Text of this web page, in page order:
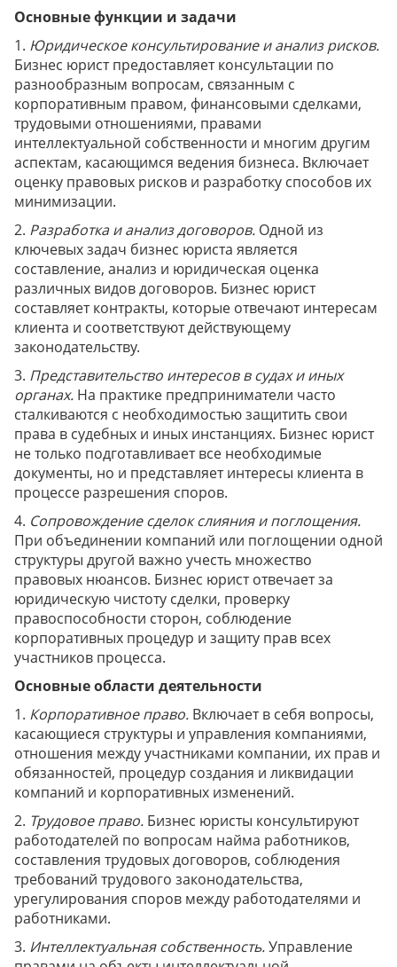
Основные функции и задачи
1. Юридическое консультирование и анализ рисков.
Бизнес юрист предоставляет консультации по
разнообразным вопросам, связанным с
корпоративным правом, финансовыми сделками,
трудовыми отношениями, правами
интеллектуальной собственности и многим другим
аспектам, касающимся ведения бизнеса. Включает
оценку правовых рисков и разработку способов их
минимизации.
2. Разработка и анализ договоров. Одной из
ключевых задач бизнес юриста является
составление, анализ и юридическая оценка
различных видов договоров. Бизнес юрист
составляет контракты, которые отвечают интересам
клиента и соответствуют действующему
законодательству.
3. Представительство интересов в судах и иных
органах. На практике предприниматели часто
сталкиваются с необходимостью защитить свои
права в судебных и иных инстанциях. Бизнес юрист
не только подготавливает все необходимые
документы, но и представляет интересы клиента в
процессе разрешения споров.
4. Сопровождение сделок слияния и поглощения.
При объединении компаний или поглощении одной
структуры другой важно учесть множество
правовых нюансов. Бизнес юрист отвечает за
юридическую чистоту сделки, проверку
правоспособности сторон, соблюдение
корпоративных процедур и защиту прав всех
участников процесса.
Основные области деятельности
1. Корпоративное право. Включает в себя вопросы,
касающиеся структуры и управления компаниями,
отношения между участниками компании, их прав и
обязанностей, процедур создания и ликвидации
компаний и корпоративных изменений.
2. Трудовое право. Бизнес юристы консультируют
работодателей по вопросам найма работников,
составления трудовых договоров, соблюдения
требований трудового законодательства,
урегулирования споров между работодателями и
работниками.
3. Интеллектуальная собственность.Управление